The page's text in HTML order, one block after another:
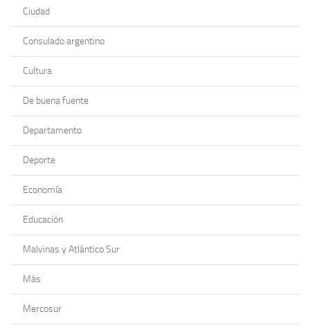
Ciudad
Consulado argentino
Cultura
De buena fuente
Departamento
Deporte
Economía
Educación
Malvinas y Atlántico Sur
Más
Mercosur